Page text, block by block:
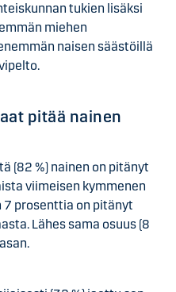
tukien lisäksi
miehen
naisen säästöillä
pitää nainen
(82 %) nainen on pitänyt
viimeisen kymmenen
7 prosenttia on pitänyt
Lähes sama osuus (8